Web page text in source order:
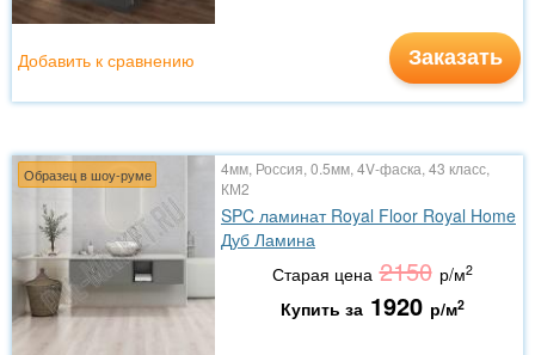
Заказать
Добавить к сравнению
Образец в шоу-руме
4мм, Россия, 0.5мм, 4V-фаска, 43 класс,
КМ2
SPC ламинат Royal Floor Royal Home
Дуб Ламина
Старая цена 2150 р/м2
Купить за 1920 р/м2